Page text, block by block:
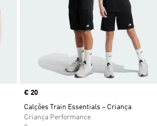
Price
€ 20
Calções Train Essentials – Criança
Criança Performance